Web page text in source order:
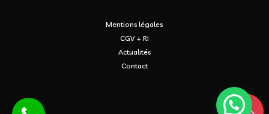
Mentions légales
CGV + RI
Actualités
Contact